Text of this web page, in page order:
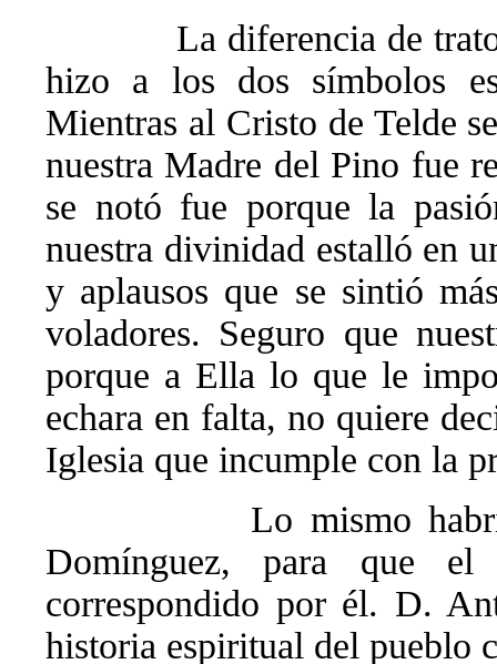
La diferencia de
hizo a los dos símbolos
Mientras al Cristo de Telde
nuestra Madre del Pino fue
se notó fue porque la
nuestra divinidad estalló en
y aplausos que se sintió
voladores. Seguro que
porque a Ella lo que le
echara en falta, no quiere
Iglesia que incumple con la
Lo mismo
Domínguez, para que
correspondido por él. D.
historia espiritual del pueblo